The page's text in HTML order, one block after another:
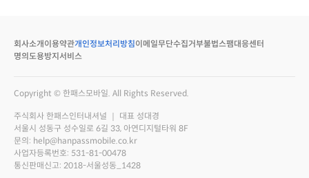
회사소개 이용약관개인정보처리방침이메일무단수집거부불법스팸대응센터
명의도용방지서비스
Copyright © 한패스모바일. All Rights Reserved.
주식회사 한패스인터내셔널 ｜ 대표 성대경
서울시 성동구 성수일로 6길 33, 아연디지털타워 8F
문의: help@hanpassmobile.co.kr
사업자등록번호: 531-81-00478
통신판매신고: 2018-서울성동_1428